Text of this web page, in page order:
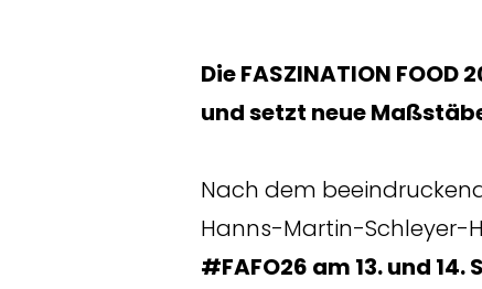
Die FASZINATION
und setzt neue
Nach dem
Hanns-Martin-Schleyer-
#FAFO26 am 13. und